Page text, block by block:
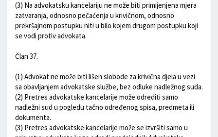
(3) Na advokatsku kancelariju ne može biti primijenjena mjera
zatvaranja, odnosno pečaćenja u krivičnom, odnosno
prekršajnom postupku niti u bilo kojem drugom postupku koji
se vodi protiv advokata.
Član 37.
(1) Advokat ne može biti lišen slobode za krivična djela u vezi
sa obavljanjem advokatske službe, bez odluke nadležnog suda.
(2) Pretres advokatske kancelarije može odrediti samo
nadležni sud u pogledu tačno određenog spisa, predmeta ili
dokumenta.
(3) Pretres advokatske kancelarije može se izvršiti samo u